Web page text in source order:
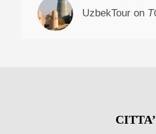
UzbekTour on
CITTA’